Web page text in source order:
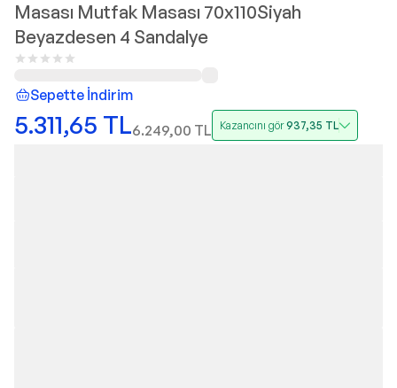
Masası Mutfak Masası 70x110Siyah
Beyazdesen 4 Sandalye
Sepette İndirim
5.311,65 TL6.249,00 TL Kazancını gör937,35 TL